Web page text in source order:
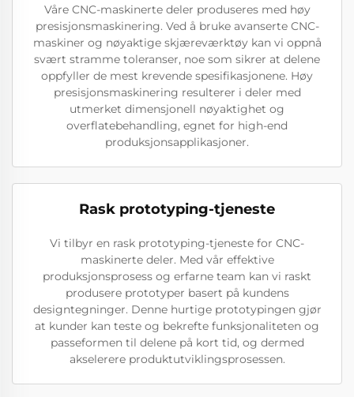
Våre CNC-maskinerte deler produseres med høy
presisjonsmaskinering. Ved å bruke avanserte CNC-
maskiner og nøyaktige skjæreværktøy kan vi oppnå
svært stramme toleranser, noe som sikrer at delene
oppfyller de mest krevende spesifikasjonene. Høy
presisjonsmaskinering resulterer i deler med
utmerket dimensjonell nøyaktighet og
overflatebehandling, egnet for high-end
produksjonsapplikasjoner.
Rask prototyping-tjeneste
Vi tilbyr en rask prototyping-tjeneste for CNC-
maskinerte deler. Med vår effektive
produksjonsprosess og erfarne team kan vi raskt
produsere prototyper basert på kundens
designtegninger. Denne hurtige prototypingen gjør
at kunder kan teste og bekrefte funksjonaliteten og
passeformen til delene på kort tid, og dermed
akselerere produktutviklingsprosessen.